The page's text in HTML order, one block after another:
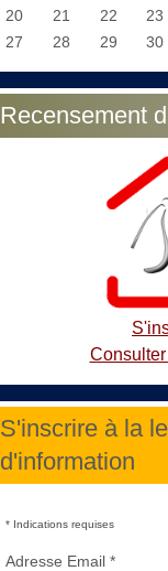
20
21 22 23
27
28 29 30
Recensement
S'inscrire à la
d'information
* Indications requises
Adresse Email *